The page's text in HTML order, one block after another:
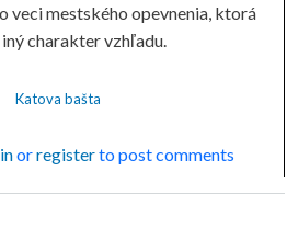
veci mestského opevnenia, ktorá
charakter vzhľadu.
Katova bašta
BAŠTA - Časť štvrtá
orregisterto post comments